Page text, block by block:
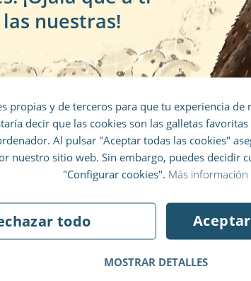
Verano, sol y color:
páginas para colorear
para niños
imprimir páginas para colorear y
los tendrás entretenidos un buen
rato.
nuestras!
propias y de terceros para que tu experiencia de
decir que las cookies son las galletas
Al pulsar "Aceptar todas las cookies"
nuestro sitio web. Sin embargo, puedes decidir
"Configurar cookies". Más información
todo
MOSTRAR DETALLES
un 10% de
primer pedido
a nuestro boletín de
escapará ni un chollo.
¡Me apunto al boletín!